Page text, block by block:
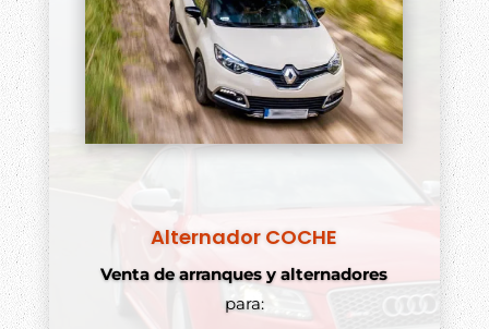
Alternador COCHE
Venta de arranques y alternadores
para: